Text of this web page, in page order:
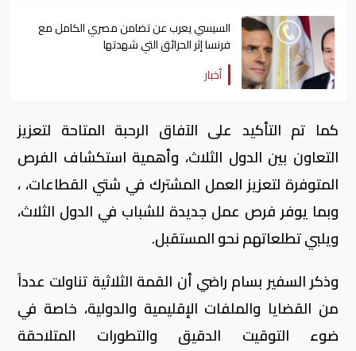
السيسي يعرب عن تضامن مصري الكامل مع
فرنسا إثر الحرائق التي شهدتها
أخبار
كما تم التأكيد على الآفاق الرحبة المتاحة لتعزيز
التعاون بين الدول الثلاث، وأهمية استكشاف الفرص
المتوفرة لتعزيز​ العمل المشترك في شتي القطاعات، ،
وبما يوفر فرص عمل جديدة للشباب في الدول الثلاث،
ويلبي تطلعاتهم نحو المستقبل.
وذكر السفير بسام راضي أن القمة الثلاثية تناولت عدداً
من القضايا والملفات الإقليمية والدولية، خاصة في
ضوء التوقيت الدقيق والتطورات المتلاحقة